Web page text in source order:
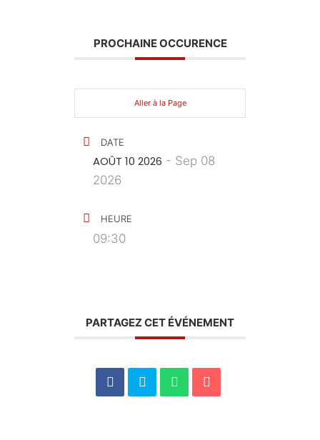
PROCHAINE OCCURENCE
Aller à la Page
DATE
AOÛT 10 2026 - Sep 08
2026
HEURE
09:30
PARTAGEZ CET ÉVÉNEMENT